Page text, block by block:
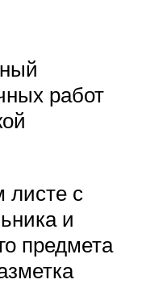
работ
листе с
и
предмета